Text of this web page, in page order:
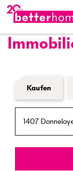
Formular
Kaufen
PLZ / Ort
Umkreis